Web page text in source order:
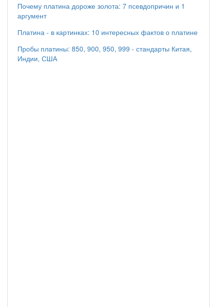
Почему платина дороже золота: 7 псевдопричин и 1
аргумент
Платина - в картинках: 10 интересных фактов о платине
Пробы платины: 850, 900, 950, 999 - стандарты Китая,
Индии, США